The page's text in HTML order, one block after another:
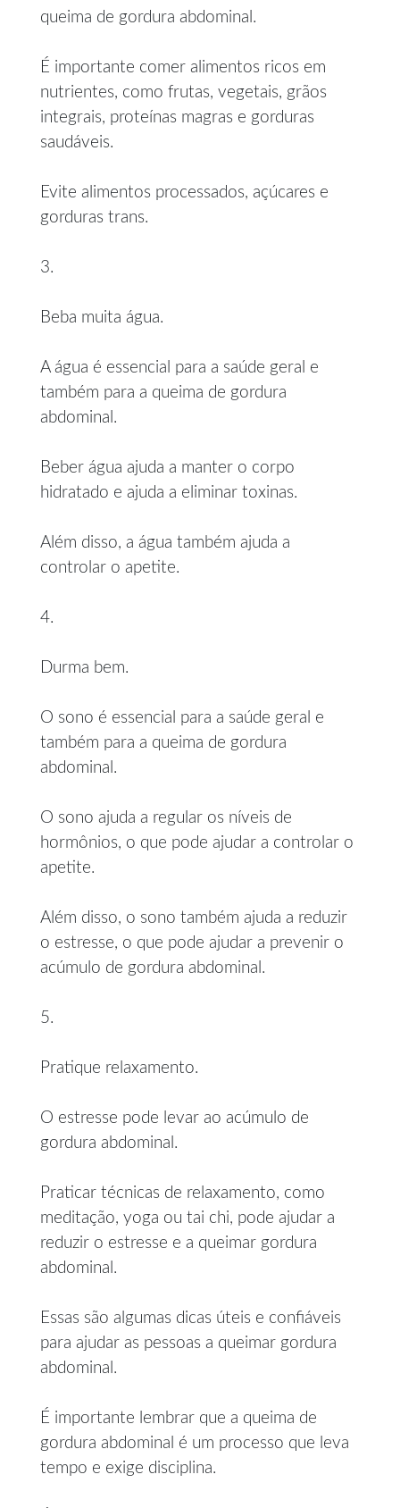
queima de gordura abdominal.
É importante comer alimentos ricos em
nutrientes, como frutas, vegetais, grãos
integrais, proteínas magras e gorduras
saudáveis.
Evite alimentos processados, açúcares e
gorduras trans.
3.
Beba muita água.
A água é essencial para a saúde geral e
também para a queima de gordura
abdominal.
Beber água ajuda a manter o corpo
hidratado e ajuda a eliminar toxinas.
Além disso, a água também ajuda a
controlar o apetite.
4.
Durma bem.
O sono é essencial para a saúde geral e
também para a queima de gordura
abdominal.
O sono ajuda a regular os níveis de
hormônios, o que pode ajudar a controlar o
apetite.
Além disso, o sono também ajuda a reduzir
o estresse, o que pode ajudar a prevenir o
acúmulo de gordura abdominal.
5.
Pratique relaxamento.
O estresse pode levar ao acúmulo de
gordura abdominal.
Praticar técnicas de relaxamento, como
meditação, yoga ou tai chi, pode ajudar a
reduzir o estresse e a queimar gordura
abdominal.
Essas são algumas dicas úteis e confiáveis
para ajudar as pessoas a queimar gordura
abdominal.
É importante lembrar que a queima de
gordura abdominal é um processo que leva
tempo e exige disciplina.